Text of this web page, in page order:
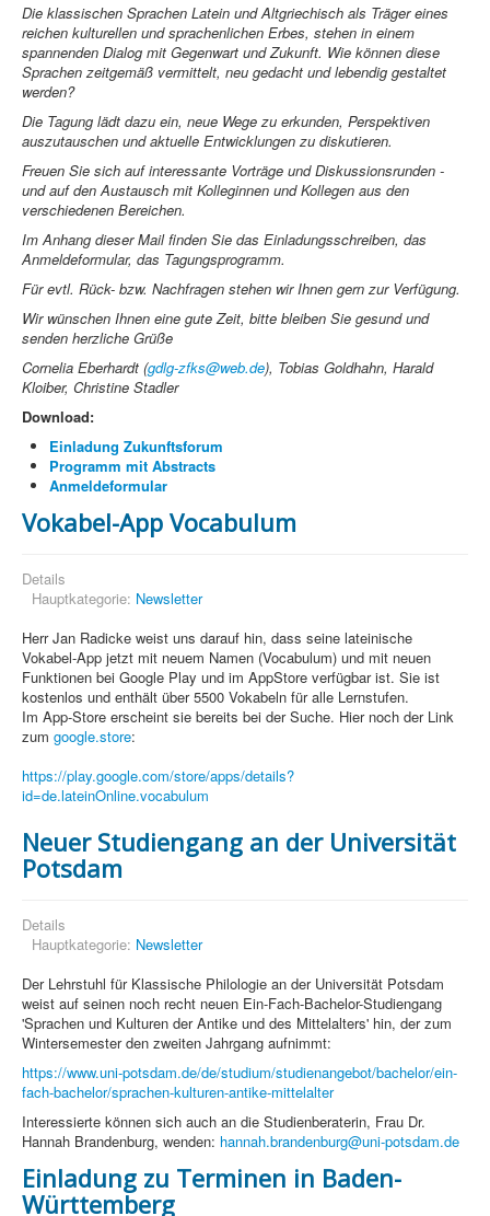
Die klassischen Sprachen Latein und Altgriechisch als Träger eines
reichen kulturellen und sprachenlichen Erbes, stehen in einem
spannenden Dialog mit Gegenwart und Zukunft. Wie können diese
Sprachen zeitgemäß vermittelt, neu gedacht und lebendig gestaltet
werden?
Die Tagung lädt dazu ein, neue Wege zu erkunden, Perspektiven
auszutauschen und aktuelle Entwicklungen zu diskutieren.
Freuen Sie sich auf interessante Vorträge und Diskussionsrunden -
und auf den Austausch mit Kolleginnen und Kollegen aus den
verschiedenen Bereichen.
Im Anhang dieser Mail finden Sie das Einladungsschreiben, das
Anmeldeformular, das Tagungsprogramm.
Für evtl. Rück- bzw. Nachfragen stehen wir Ihnen gern zur Verfügung.
Wir wünschen Ihnen eine gute Zeit, bitte bleiben Sie gesund und
senden herzliche Grüße
Cornelia Eberhardt (gdlg-zfks@web.de), Tobias Goldhahn, Harald
Kloiber, Christine Stadler
Download:
Einladung Zukunftsforum
Programm mit Abstracts
Anmeldeformular
Vokabel-App Vocabulum
Details
Hauptkategorie: Newsletter
Herr Jan Radicke weist uns darauf hin, dass seine lateinische
Vokabel-App jetzt mit neuem Namen (Vocabulum) und mit neuen
Funktionen bei Google Play und im AppStore verfügbar ist. Sie ist
kostenlos und enthält über 5500 Vokabeln für alle Lernstufen.
Im App-Store erscheint sie bereits bei der Suche. Hier noch der Link
zum google.store:
https://play.google.com/store/apps/details?
id=de.lateinOnline.vocabulum
Neuer Studiengang an der Universität
Potsdam
Details
Hauptkategorie: Newsletter
Der Lehrstuhl für Klassische Philologie an der Universität Potsdam
weist auf seinen noch recht neuen Ein-Fach-Bachelor-Studiengang
'Sprachen und Kulturen der Antike und des Mittelalters' hin, der zum
Wintersemester den zweiten Jahrgang aufnimmt:
https://www.uni-potsdam.de/de/studium/studienangebot/bachelor/ein-
fach-bachelor/sprachen-kulturen-antike-mittelalter
Interessierte können sich auch an die Studienberaterin, Frau Dr.
Hannah Brandenburg, wenden: hannah.brandenburg@uni-potsdam.de
Einladung zu Terminen in Baden-
Württemberg